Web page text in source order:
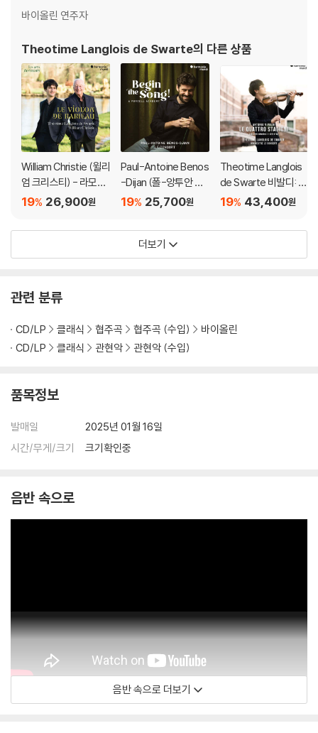
바이올린 연주자
Theotime Langlois de Swarte의 다른 상품
William Christie (윌리
엄 크리스티) - 라모의
바이올린 (Le Violon
26,900원
19%
Paul-Antoine Benos
-Dijan (폴-앙투안 베
노스-지앙) - 노래를
미 (Begin the Song!
a Purcell Academy)
25,700원
19%
Theotime Langlois
de Swarte 비발디: 사
계 (Vivaldi: Le Quattr
43,400원
19%
더보기
관련 분류
CD/LP 클래식 협주곡 협주곡 (수입)
바이올린
CD/LP
클래식 관현악 관현악 (수입)
품목정보
발매일
2025년 01월 16일
시간/무게/크기
크기확인중
음반 속으로
Theotime Langlois de Swarte
음반 속으로 더보기